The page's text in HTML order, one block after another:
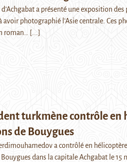
d’Achgabat a présenté une exposition
avoir photographié l’Asie centrale. Ces
roman…
[...]
turkmène contrôle en
de Bouygues
a contrôlé en hélicoptère
dans la capitale Achgabat le 15